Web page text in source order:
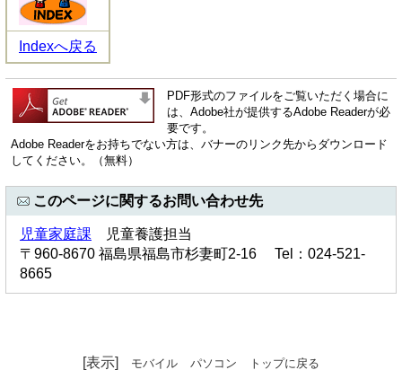
Indexへ戻る
PDF形式のファイルをご覧いただく場合に
は、Adobe社が提供するAdobe Readerが必
要です。
Adobe Readerをお持ちでない方は、バナーのリンク先からダウンロード
してください。（無料）
このページに関するお問い合わせ先
児童家庭課 児童養護担当
〒960-8670 福島県福島市杉妻町2-16 Tel：024-521-
8665
[表示] モバイル パソコン トップに戻る